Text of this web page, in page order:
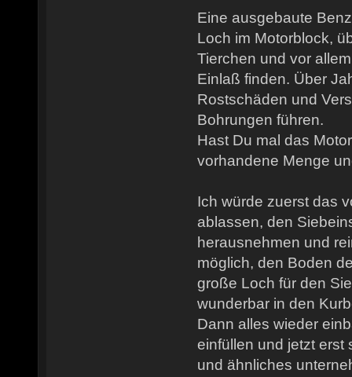
Eine ausgebaute
Loch im Motorblock,
Tierchen und vor
Einlaß finden. Über
Rostschäden und
Bohrungen führen.
Hast Du mal das
vorhandene Menge
Ich würde zuerst das
ablassen, den
herausnehmen und
möglich, den Boden
große Loch für den
wunderbar in den
Dann alles wieder
einfüllen und jetzt erst
und ähnliches